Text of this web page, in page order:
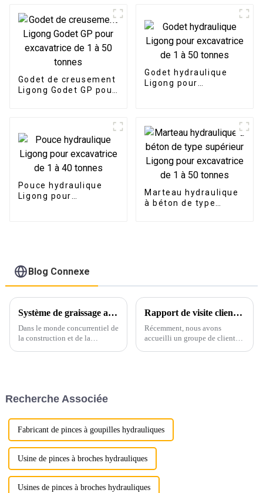
pour excavatrices
Godet de creusement
Ligong Godet GP pour
Godet hydraulique
Ligong pour
Pouce hydraulique
Ligong pour
Marteau hydraulique
à béton de type
Blog Connexe
Système de graissage automatique unique LG pour marteaux hydrauliques : amélioration de l'efficacité et de la durabilité
Dans le monde concurrentiel de
la construction et de la
notre machine hydraulique
Rapport de visite client : Dévoilement du processus de fabrication LG !
Récemment, nous avons
accueilli un groupe de clients
Recherche Associée
Fabricant de pinces à goupilles hydrauliques
Usine de pinces à broches hydrauliques
Usines de pinces à broches hydrauliques